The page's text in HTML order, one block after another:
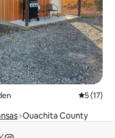
Scor
5 (17)
Ouachita County